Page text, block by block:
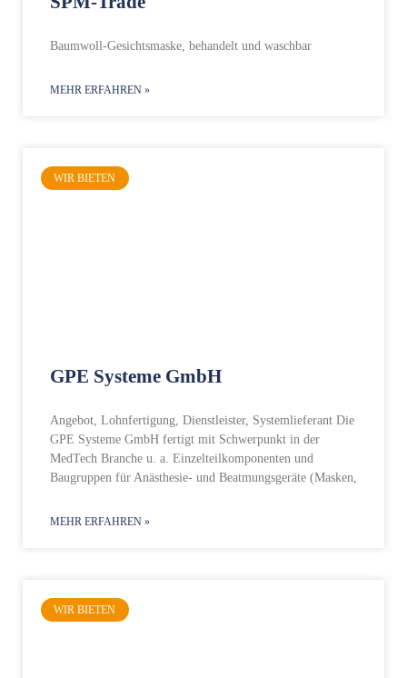
Baumwoll-Gesichtsmaske, behandelt und waschbar
MEHR ERFAHREN »
WIR BIETEN
GPE Systeme GmbH
Angebot, Lohnfertigung, Dienstleister, Systemlieferant Die
GPE Systeme GmbH fertigt mit Schwerpunkt in der
MedTech Branche u. a. Einzelteilkomponenten und
Baugruppen für Anästhesie- und Beatmungsgeräte (Masken,
MEHR ERFAHREN »
WIR BIETEN